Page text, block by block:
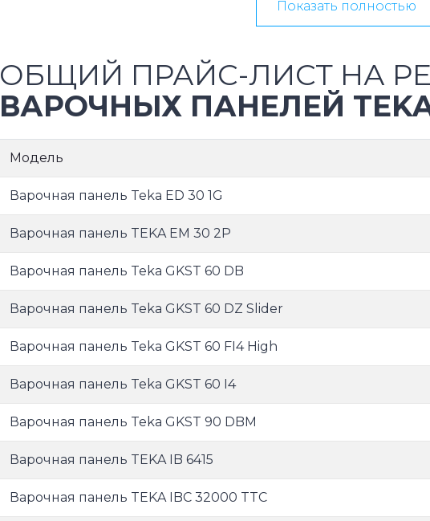
Показать полностью
ОБЩИЙ ПРАЙС-ЛИСТ НА
ВАРОЧНЫХ ПАНЕЛЕЙ
Модель
Варочная панель Teka ED 30 1G
Варочная панель TEKA EM 30 2P
Варочная панель Teka GKST 60 DB
Варочная панель Teka GKST 60 DZ Slider
Варочная панель Teka GKST 60 FI4 High
Варочная панель Teka GKST 60 I4
Варочная панель Teka GKST 90 DBM
Варочная панель TEKA IB 6415
Варочная панель TEKA IBC 32000 TTC